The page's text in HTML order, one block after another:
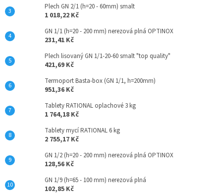
Plech GN 2/1 (h=20 - 60mm) smalt
1 018,22 Kč
GN 1/1 (h=20 - 200 mm) nerezová plná OPTINOX
231,41 Kč
Plech lisovaný GN 1/1-20-60 smalt "top quality"
421,69 Kč
Termoport Basta-box (GN 1/1, h=200mm)
951,36 Kč
Tablety RATIONAL oplachové 3 kg
1 764,18 Kč
Tablety mycí RATIONAL 6 kg
2 755,17 Kč
GN 1/2 (h=20 - 200 mm) nerezová plná OPTINOX
128,56 Kč
GN 1/9 (h=65 - 100 mm) nerezová plná
102,85 Kč